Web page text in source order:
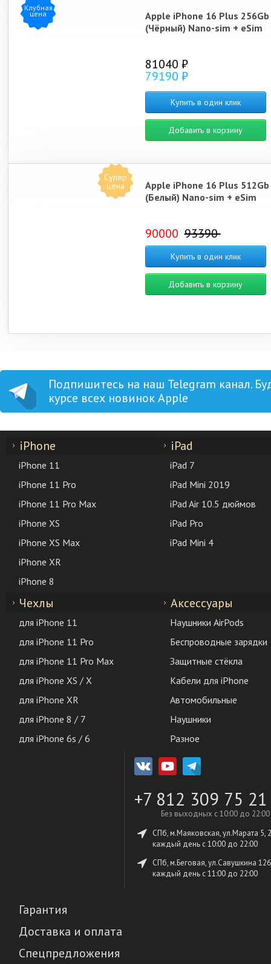
Клубная
цена
Apple iPhone 16 Plus
(Чёрный) Nano-sim + eSim
81040 ₽
79190 ₽
Купить в один клик
Добавить в корзину
Супер
цена
Apple iPhone 16 Plus
(Белый) Nano-sim + eSim
90000 93390
Купить в один клик
Добавить в корзину
Подпишитесь на наш Telegram канал.
курсе всех новинок Apple
iPhone
iPhone 11
iPhone 11 Pro
iPhone 11 Pro Max
iPhone XS
iPhone XS Max
iPhone XR
iPhone 8
iPad
iPad 7
iPad Mini 2019
iPad Air 10.5 дюймов
iPad Pro
iPad Mini 4
Чехлы
для iPhone 11
для iPhone 11 Pro
для iPhone 11 Pro Max
для iPhone XS / X
для iPhone XR
для iPhone 8 / 7
для iPhone 6s / 6
Аксессуары
Наушники AirPods
Беспроводные зарядки
Защитные стёкла
Кабели для iPhone
Автомобильные
Наушники
Разное
+7 812 309 75 21
Без выходных с 10:00 до 22:00
СПб, м.Маяковская, ул.Марата 5,
каждый день c 10:00 до 22:00
СПб, м.Беговая, ул.Савушкина
каждый день c 11:00 до 22:00
Гарантия
Доставка и оплата
Спецпредложения